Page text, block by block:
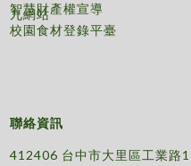
九網站
智慧財產權宣導
校園食材登錄平臺
聯絡資訊
412406 台中市大里區工業路